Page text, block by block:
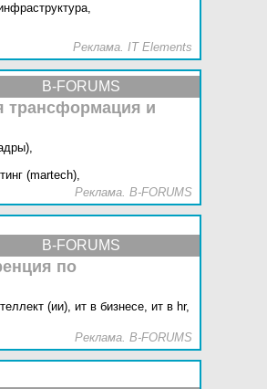
Реклама. IT Elements
B-FORUMS
трансформация и
(martech),
Реклама. B-FORUMS
B-FORUMS
по
(ии), ит в бизнесе, ит в hr,
Реклама. B-FORUMS